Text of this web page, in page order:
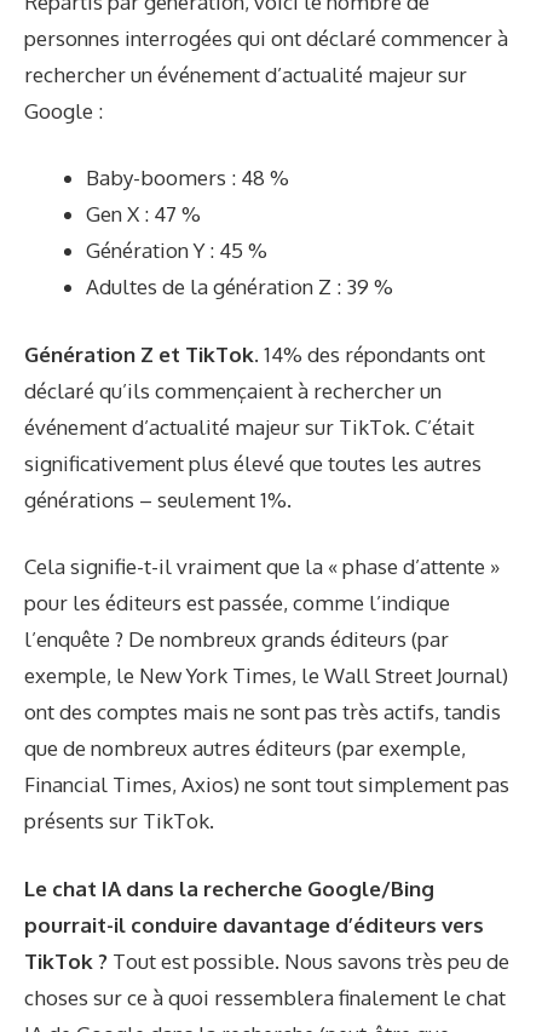
personnes interrogées qui ont déclaré commencer à
rechercher un événement d’actualité majeur sur
Google :
Baby-boomers : 48 %
Gen X : 47 %
Génération Y : 45 %
Adultes de la génération Z : 39 %
Génération Z et TikTok. 14% des répondants ont
déclaré qu’ils commençaient à rechercher un
événement d’actualité majeur sur TikTok. C’était
significativement plus élevé que toutes les autres
générations – seulement 1%.
Cela signifie-t-il vraiment que la « phase d’attente »
pour les éditeurs est passée, comme l’indique
l’enquête ? De nombreux grands éditeurs (par
exemple, le New York Times, le Wall Street Journal)
ont des comptes mais ne sont pas très actifs, tandis
que de nombreux autres éditeurs (par exemple,
Financial Times, Axios) ne sont tout simplement pas
présents sur TikTok.
Le chat IA dans la recherche Google/Bing
pourrait-il conduire davantage d’éditeurs vers
TikTok ? Tout est possible. Nous savons très peu de
choses sur ce à quoi ressemblera finalement le chat